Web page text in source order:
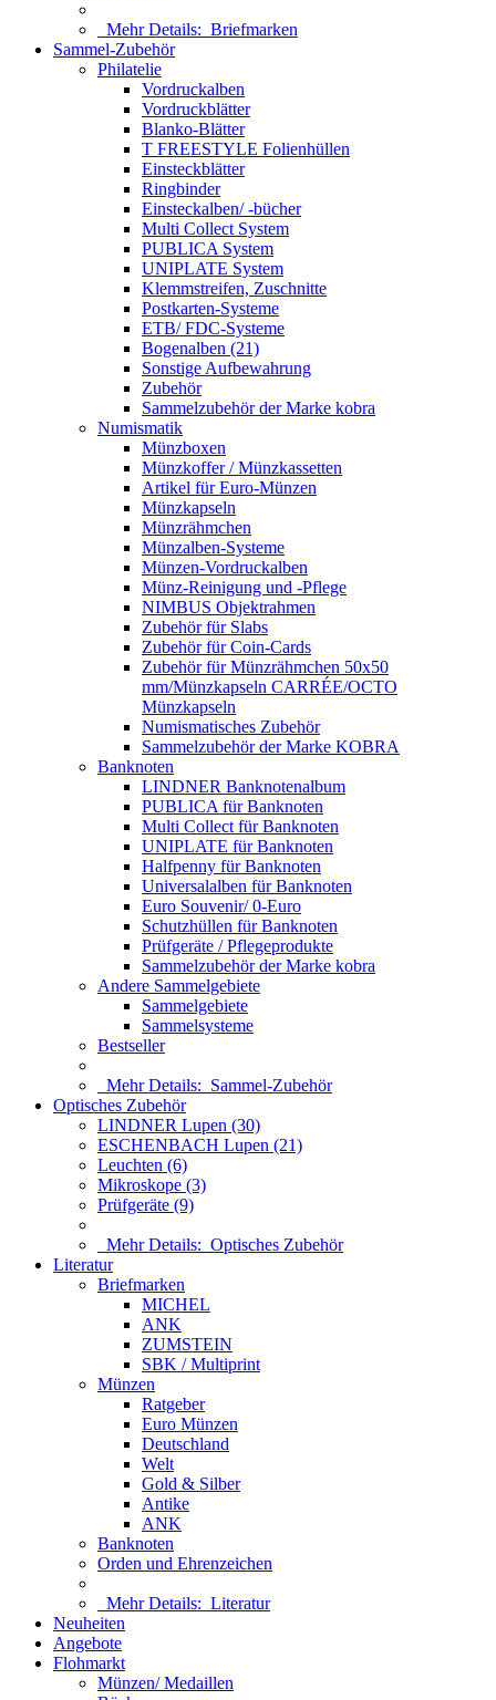
Mehr Details: Briefmarken
Sammel-Zubehör
Philatelie
Vordruckalben
Vordruckblätter
Blanko-Blätter
T FREESTYLE Folienhüllen
Einsteckblätter
Ringbinder
Einsteckalben/ -bücher
Multi Collect System
PUBLICA System
UNIPLATE System
Klemmstreifen, Zuschnitte
Postkarten-Systeme
ETB/ FDC-Systeme
Bogenalben (21)
Sonstige Aufbewahrung
Zubehör
Sammelzubehör der Marke kobra
Numismatik
Münzboxen
Münzkoffer / Münzkassetten
Artikel für Euro-Münzen
Münzkapseln
Münzrähmchen
Münzalben-Systeme
Münzen-Vordruckalben
Münz-Reinigung und -Pflege
NIMBUS Objektrahmen
Zubehör für Slabs
Zubehör für Coin-Cards
Zubehör für Münzrähmchen 50x50
mm/Münzkapseln CARRÉE/OCTO
Münzkapseln
Numismatisches Zubehör
Sammelzubehör der Marke KOBRA
Banknoten
LINDNER Banknotenalbum
PUBLICA für Banknoten
Multi Collect für Banknoten
UNIPLATE für Banknoten
Halfpenny für Banknoten
Universalalben für Banknoten
Euro Souvenir/ 0-Euro
Schutzhüllen für Banknoten
Prüfgeräte / Pflegeprodukte
Sammelzubehör der Marke kobra
Andere Sammelgebiete
Sammelgebiete
Sammelsysteme
Bestseller
Mehr Details: Sammel-Zubehör
Optisches Zubehör
LINDNER Lupen (30)
ESCHENBACH Lupen (21)
Leuchten (6)
Mikroskope (3)
Prüfgeräte (9)
Mehr Details: Optisches Zubehör
Literatur
Briefmarken
MICHEL
ANK
ZUMSTEIN
SBK / Multiprint
Münzen
Ratgeber
Euro Münzen
Deutschland
Welt
Gold & Silber
Antike
ANK
Banknoten
Orden und Ehrenzeichen
Mehr Details: Literatur
Neuheiten
Angebote
Flohmarkt
Münzen/ Medaillen